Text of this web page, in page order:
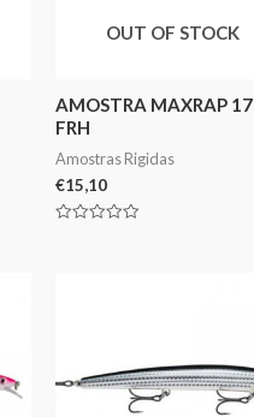
OUT OF STOCK
AMOSTRA MAXRAP 17
FRH
Amostras Rigidas
€15,10